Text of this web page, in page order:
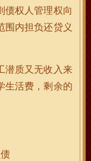
债权人管理权向
围内担负还贷义
潜质又无收入来
生活费，剩余的